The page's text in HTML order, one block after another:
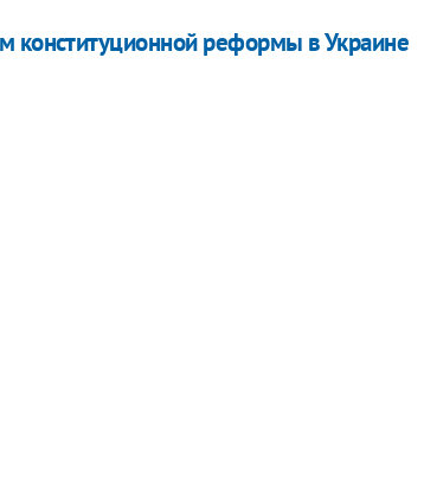
конституционной реформы в Украине